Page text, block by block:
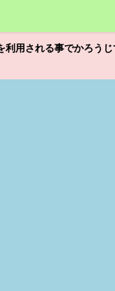
用される事でかろう